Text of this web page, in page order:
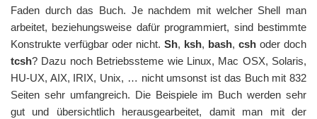
Faden durch das Buch. Je nachdem mit welcher Shell man
arbeitet, beziehungsweise dafür programmiert, sind bestimmte
Konstrukte verfügbar oder nicht. Sh, ksh, bash, csh oder doch
tcsh? Dazu noch Betriebssteme wie Linux, Mac OSX, Solaris,
HU-UX, AIX, IRIX, Unix, … nicht umsonst ist das Buch mit 832
Seiten sehr umfangreich. Die Beispiele im Buch werden sehr
gut und übersichtlich herausgearbeitet, damit man mit der